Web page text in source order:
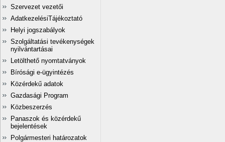
Szervezet vezetői
AdatkezelésiTájékoztató
Helyi jogszabályok
Szolgáltatási tevékenységek
nyilvántartásai
Letölthető nyomtatványok
Bírósági e-ügyintézés
Közérdekű adatok
Gazdasági Program
Közbeszerzés
Panaszok és közérdekű
bejelentések
Polgármesteri határozatok